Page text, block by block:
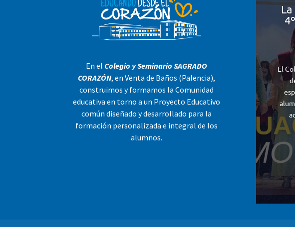
En el Colegio y Seminario SAGRADO
CORAZÓN, en Venta de Baños (Palencia),
construimos y formamos la Comunidad
educativa en torno a un Proyecto Educativo
común diseñado y desarrollado para la
formación personalizada e integral de los
alumnos.
El